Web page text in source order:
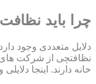
چرا باید
دلایل متعددی وجود
نظافتچی از شرکت های
خانه دارند. اینجا